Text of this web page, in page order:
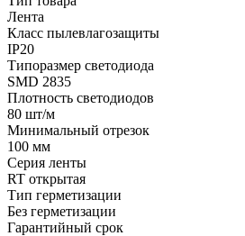
Лента
Класс пылевлагозащиты
IP20
Типоразмер светодиода
SMD 2835
Плотность светодиодов
80 шт/м
Минимальный отрезок
100 мм
Серия ленты
RT открытая
Тип герметизации
Без герметизации
Гарантийный срок